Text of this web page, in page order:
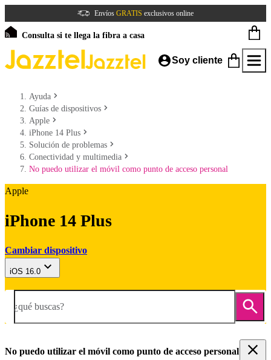
Envíos GRATIS exclusivos online
Consulta si te llega la fibra a casa
Soy cliente
Ayuda
Guías de dispositivos
Apple
iPhone 14 Plus
Solución de problemas
Conectividad y multimedia
No puedo utilizar el móvil como punto de acceso personal
Apple
iPhone 14 Plus
Cambiar dispositivo
iOS 16.0
¿qué buscas?
No puedo utilizar el móvil como punto de acceso personal